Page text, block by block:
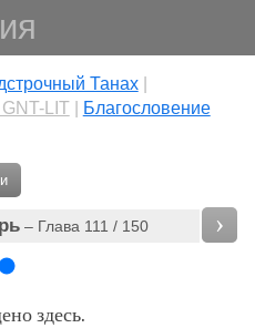
Танах|
LIT|
Благословение
– Глава 111 / 150 ›
здесь.